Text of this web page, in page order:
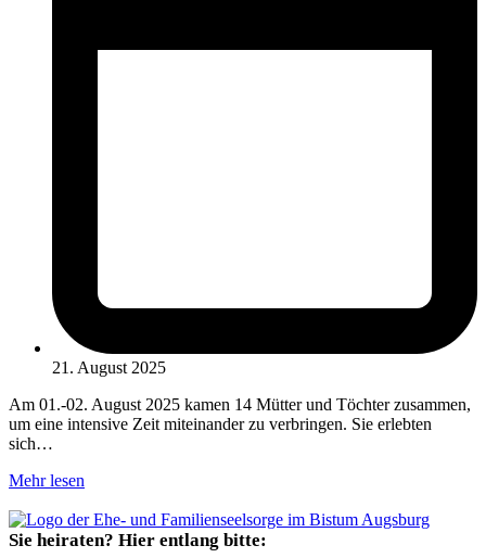
21. August 2025
Am 01.-02. August 2025 kamen 14 Mütter und Töchter zusammen,
um eine intensive Zeit miteinander zu verbringen. Sie erlebten
sich…
Mehr lesen
Sie heiraten? Hier entlang bitte: